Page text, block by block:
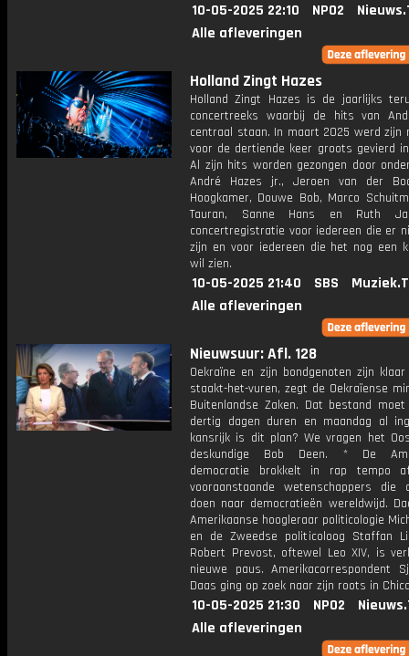
10-05-2025 22:10 NPO2
Alle afleveringen
Holland Zingt Hazes
Holland Zingt Hazes is de jaarlijks
concertreeks waarbij de hits van
centraal staan. In maart 2025 werd zijn
voor de dertiende keer groots gevierd
Al zijn hits worden gezongen door
André Hazes jr., Jeroen van der
Hoogkamer, Douwe Bob, Marco
Tauran, Sanne Hans en Ruth
concertregistratie voor iedereen die er
zijn en voor iedereen die het nog een
wil zien.
10-05-2025 21:40 SBS
Alle afleveringen
Nieuwsuur: Afl. 128
Oekraïne en zijn bondgenoten zijn
staakt-het-vuren, zegt de Oekraïense
Buitenlandse Zaken. Dat bestand
dertig dagen duren en maandag al
kansrijk is dit plan? We vragen het
deskundige Bob Deen. * De
democratie brokkelt in rap tempo
vooraanstaande wetenschappers die
doen naar democratieën wereldwijd.
Amerikaanse hoogleraar politicologie
en de Zweedse politicoloog Staffan
Robert Prevost, oftewel Leo XIV, is
nieuwe paus. Amerikacorrespondent
Daas ging op zoek naar zijn roots in
10-05-2025 21:30 NPO2
Alle afleveringen